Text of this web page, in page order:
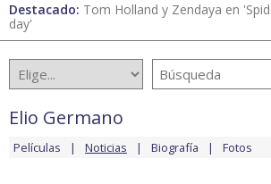
Destacado: Tom Holland y Zendaya en
day'
Elio Germano
Películas Noticias Biografía Fotos